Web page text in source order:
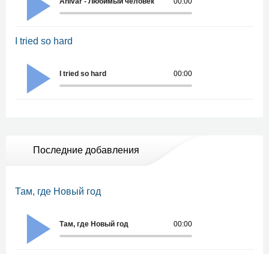
I tried so hard
00:00
I tried so hard
Последние добавления
Там, где Новый год
00:00
Там, где Новый год